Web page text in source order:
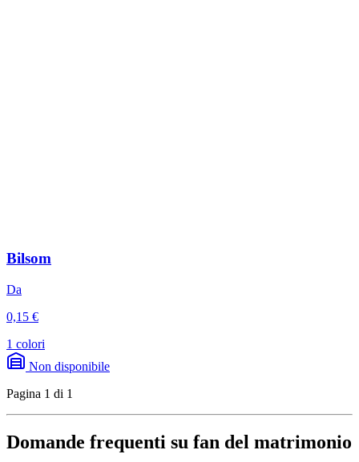
Bilsom
Da
0,15 €
1 colori
Non disponibile
Pagina 1 di 1
Domande frequenti su fan del matrimonio